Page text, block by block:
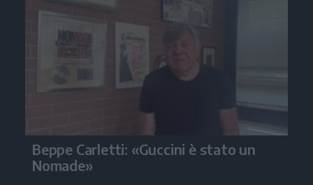
Beppe Carletti: «Guccini è stato un
Nomade»